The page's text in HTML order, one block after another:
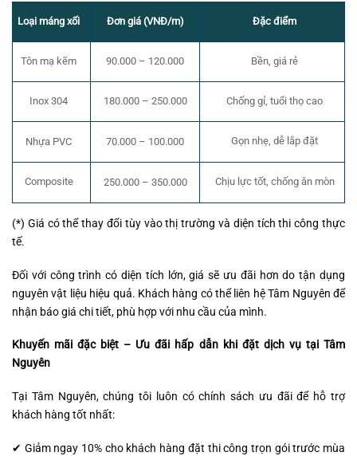
Loại máng xối Đơn giá (VNĐ/m) Đặc điểm
Tôn mạ kẽm 90.000 – 120.000 Bền, giá rẻ
Inox 304 180.000 – 250.000 Chống gỉ, tuổi thọ cao
Nhựa PVC 70.000 – 100.000 Gọn nhẹ, dễ lắp đặt
Composite 250.000 – 350.000 Chịu lực tốt, chống ăn mòn
(*) Giá có thể thay đổi tùy vào thị trường và diện tích thi công thực
tế.
Đối với công trình có diện tích lớn, giá sẽ ưu đãi hơn do tận dụng
nguyên vật liệu hiệu quả. Khách hàng có thể liên hệ Tâm Nguyên để
nhận báo giá chi tiết, phù hợp với nhu cầu của mình.
Khuyến mãi đặc biệt – Ưu đãi hấp dẫn khi đặt dịch vụ tại Tâm
Nguyên
Tại Tâm Nguyên, chúng tôi luôn có chính sách ưu đãi để hỗ trợ
khách hàng tốt nhất:
✔ Giảm ngay 10% cho khách hàng đặt thi công trọn gói trước mùa